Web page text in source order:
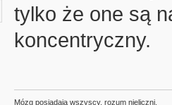
tylko że one są
koncentryczny.
Mózg posiadają wszyscy, rozum nieliczni.